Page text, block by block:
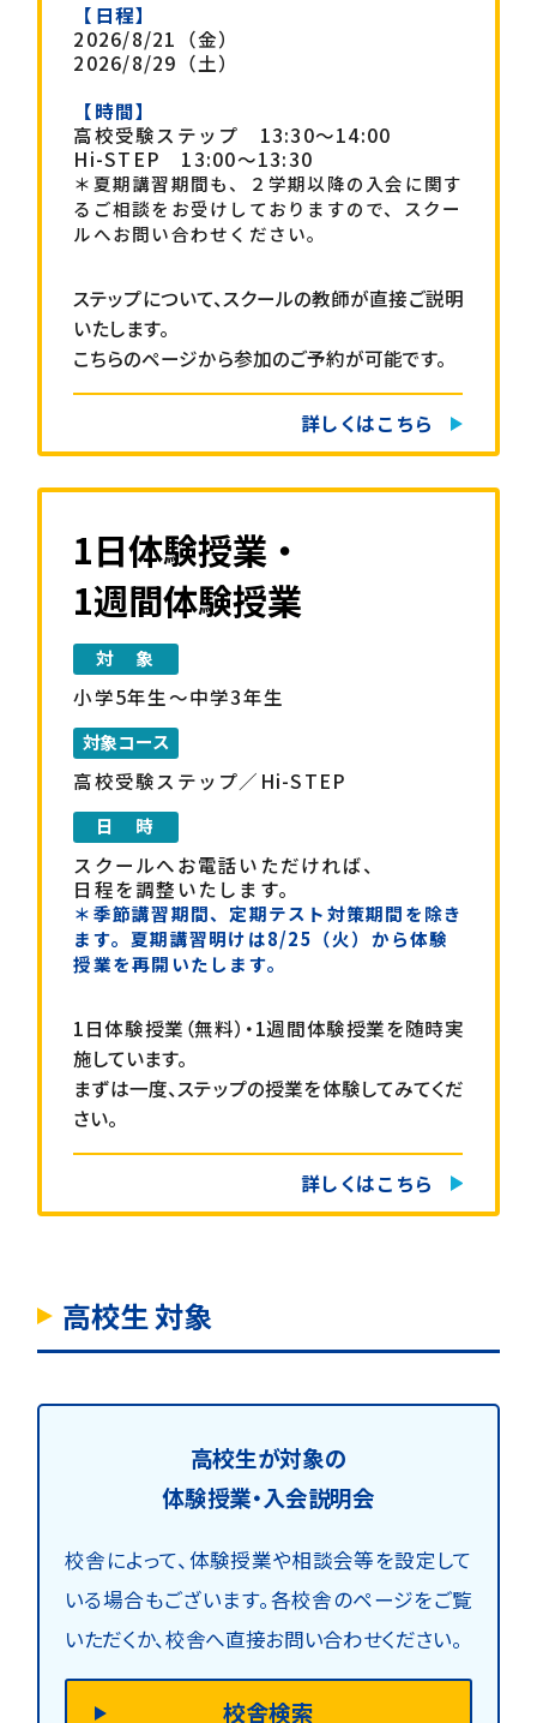
【日程】
2026/8/21（金）
2026/8/29（土）
【時間】
高校受験ステップ 13:30～14:00
Hi-STEP 13:00～13:30
＊夏期講習期間も、２学期以降の入会に関す
るご相談をお受けしておりますので、スクー
ルへお問い合わせください。
ステップについて、スクールの教師が直接ご説明
いたします。
こちらのページから参加のご予約が可能です。
詳しくはこちら
1日体験授業・
1週間体験授業
小学5年生～中学3年生
高校受験ステップ／Hi-STEP
スクールへお電話いただければ、
日程を調整いたします。
＊季節講習期間、定期テスト対策期間を除き
ます。夏期講習明けは8/25（火）から体験
授業を再開いたします。
1日体験授業（無料）・1週間体験授業を随時実
施しています。
まずは一度、ステップの授業を体験してみてくだ
さい。
詳しくはこちら
高校生 対象
高校生が対象の
体験授業・入会説明会
校舎によって、体験授業や相談会等を設定して
いる場合もございます。各校舎のページをご覧
いただくか、校舎へ直接お問い合わせください。
校舎検索